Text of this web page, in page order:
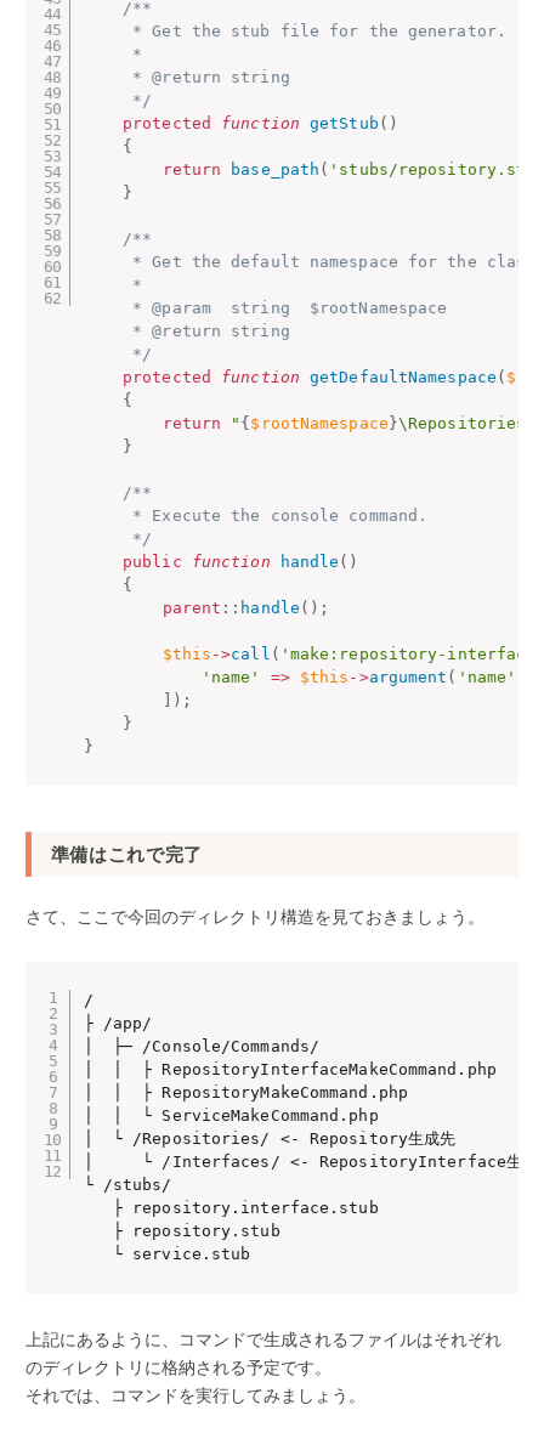
/**
     * Get the stub file for the generator.
     *
     * @return string
     */
protected
function getStub ( )
{
return
base_path ( 'stubs/
}
/**
* Get the default namespace for the
     *
     * @param  string  $rootNamespace
     * @return string
     */
protected
function getDefaultNamespace (
{
return
" { $rootNamespace }\Repositories"
}
/**
     * Execute the console command.
     */
public
function handle ( )
{
parent : : handle ( ) ;
$this ->call ( 'make:repository-
'name'
=> $this - >argument ( 'name'
) ;
}
}
準備はこれで完了
さて、ここで今回のディレクトリ構造を見ておきましょう。
/
├ /app/
│  ├─ /Console/Commands/
│  │  ├ RepositoryInterfaceMakeCommand.php
│  │  ├ RepositoryMakeCommand.php
│  │  └ ServiceMakeCommand.php
│  └ /Repositories/ <- Repository生成先
│     └ /Interfaces/ <- RepositoryInterface生成
└ /stubs/
   ├ repository.interface.stub
   ├ repository.stub
   └ service.stub
上記にあるように、コマンドで生成されるファイルはそれぞれ
のディレクトリに格納される予定です。
それでは、コマンドを実行してみましょう。